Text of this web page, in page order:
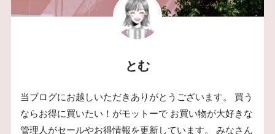
とむ
当ブログにお越しいただきありがとうございます。 買う
ならお得に買いたい！がモットーで お買い物が大好きな
管理人がセールやお得情報を更新しています。 みなさん